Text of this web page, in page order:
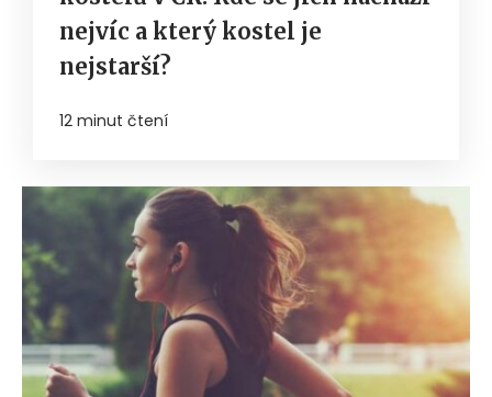
nejvíc a který kostel je
nejstarší?
12 minut čtení